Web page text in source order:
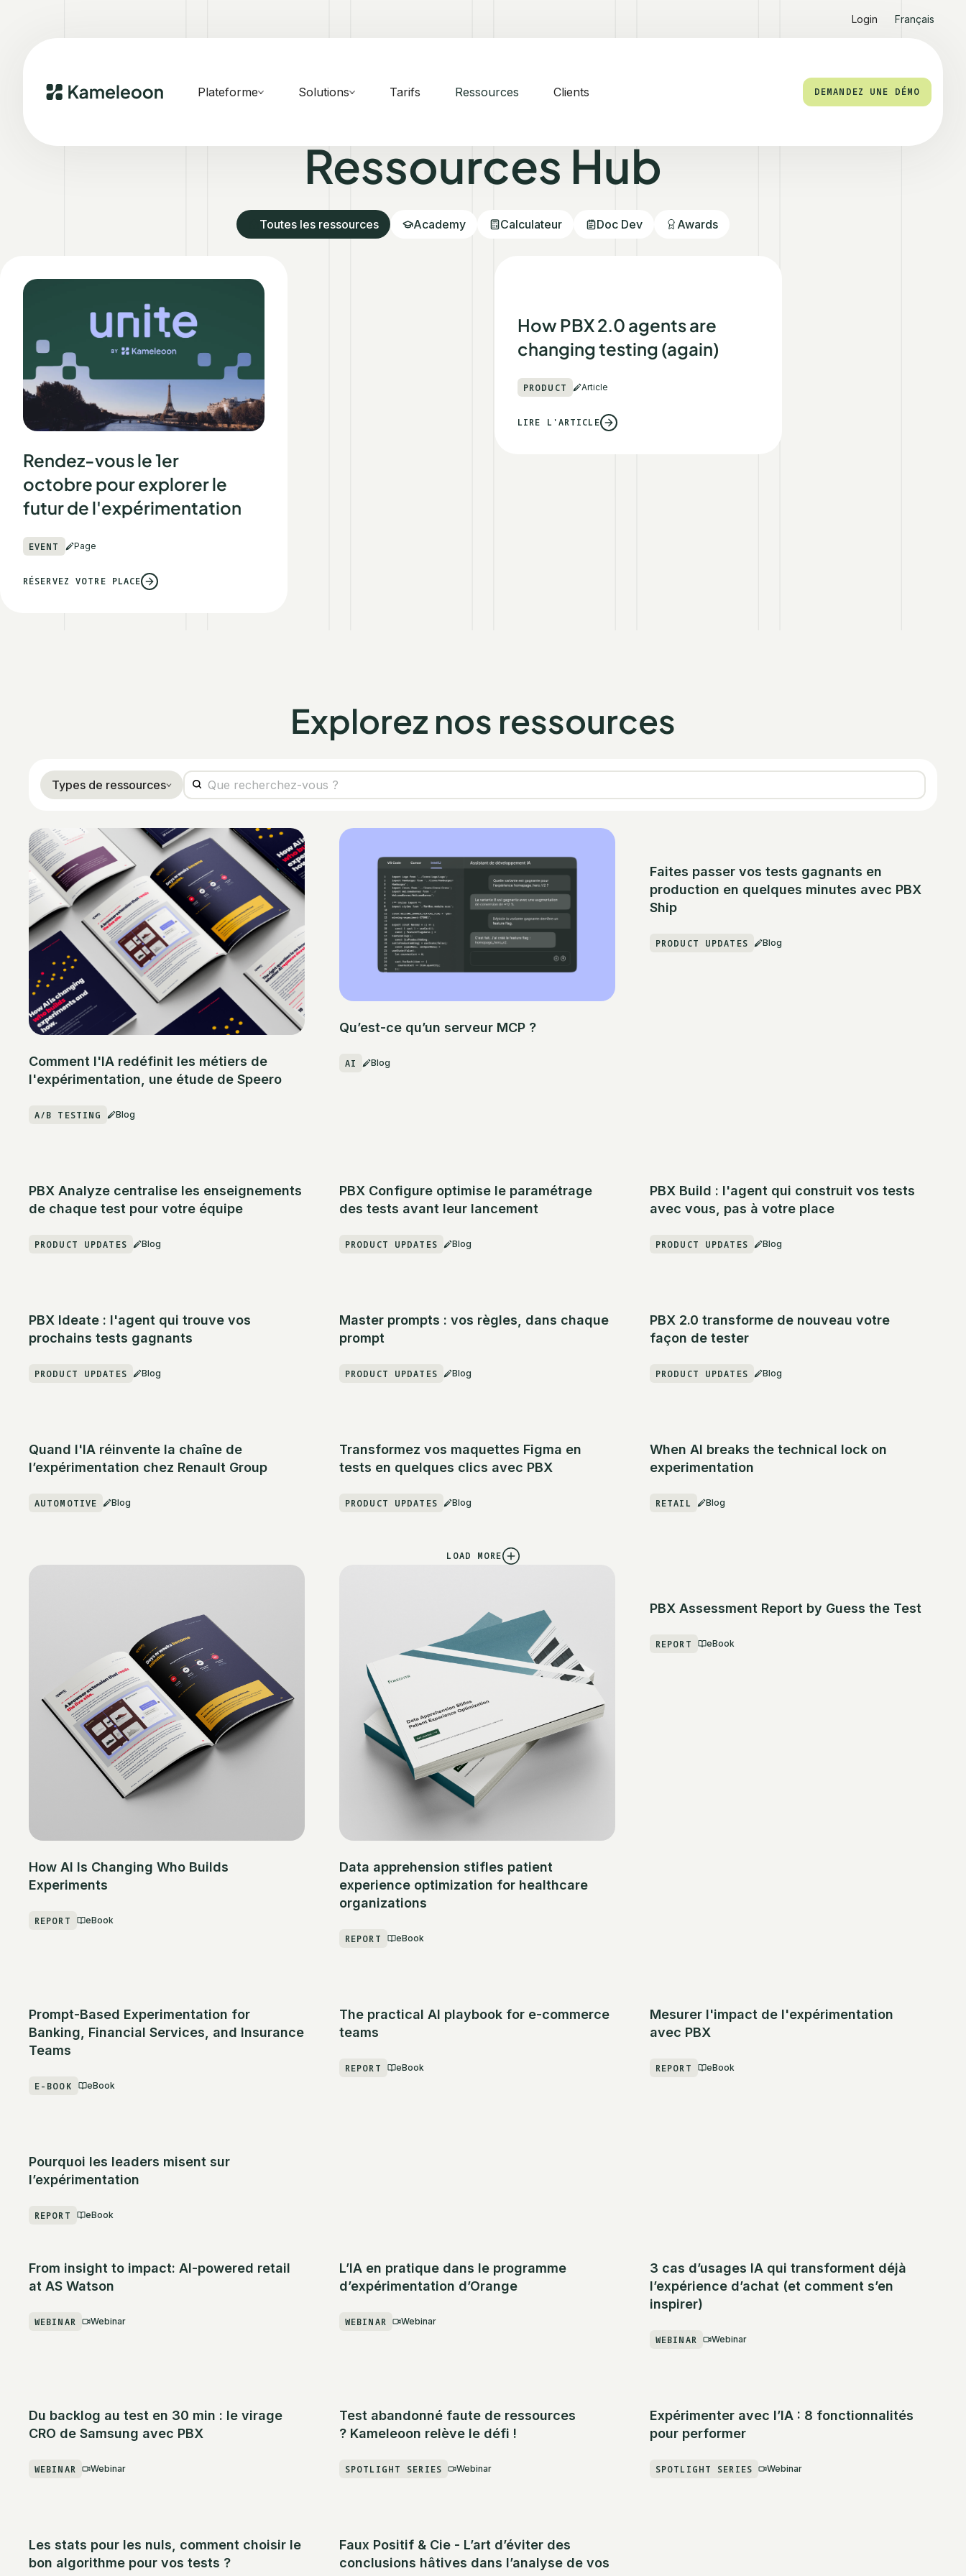
Login Français
Plateforme Solutions Tarifs Ressources Clients DEMANDEZ UNE DÉMO
Ressources Hub
Toutes les ressources Academy Calculateur Doc Dev Awards
Rendez-vous le 1er
octobre pour explorer le
futur de l'expérimentation
EVENT Page
RÉSERVEZ VOTRE PLACE
How PBX 2.0 agents are
changing testing (again)
PRODUCT Article
LIRE L'ARTICLE
Explorez nos ressources
Types de ressources
Comment l'IA redéfinit les métiers de
l'expérimentation, une étude de Speero
A/B TESTING Blog
Qu’est-ce qu’un serveur MCP ?
AI Blog
Faites passer vos tests gagnants en
production en quelques minutes avec PBX
Ship
PRODUCT UPDATES Blog
PBX Analyze centralise les enseignements
de chaque test pour votre équipe
PRODUCT UPDATES Blog
PBX Configure optimise le paramétrage
des tests avant leur lancement
PRODUCT UPDATES Blog
PBX Build : l'agent qui construit vos tests
avec vous, pas à votre place
PRODUCT UPDATES Blog
PBX Ideate : l'agent qui trouve vos
prochains tests gagnants
PRODUCT UPDATES Blog
Master prompts : vos règles, dans chaque
prompt
PRODUCT UPDATES Blog
PBX 2.0 transforme de nouveau votre
façon de tester
PRODUCT UPDATES Blog
Quand l'IA réinvente la chaîne de
l’expérimentation chez Renault Group
AUTOMOTIVE Blog
Transformez vos maquettes Figma en
tests en quelques clics avec PBX
PRODUCT UPDATES Blog
When AI breaks the technical lock on
experimentation
RETAIL Blog
LOAD MORE
How AI Is Changing Who Builds
Experiments
REPORT eBook
Data apprehension stifles patient
experience optimization for healthcare
organizations
REPORT eBook
PBX Assessment Report by Guess the Test
REPORT eBook
Prompt-Based Experimentation for
Banking, Financial Services, and Insurance
Teams
E-BOOK eBook
The practical AI playbook for e-commerce
teams
REPORT eBook
Mesurer l'impact de l'expérimentation
avec PBX
REPORT eBook
Pourquoi les leaders misent sur
l’expérimentation
REPORT eBook
From insight to impact: AI-powered retail
at AS Watson
WEBINAR Webinar
L’IA en pratique dans le programme
d’expérimentation d’Orange
WEBINAR Webinar
3 cas d’usages IA qui transforment déjà
l’expérience d’achat (et comment s’en
inspirer)
WEBINAR Webinar
Du backlog au test en 30 min : le virage
CRO de Samsung avec PBX
WEBINAR Webinar
Test abandonné faute de ressources
? Kameleoon relève le défi !
SPOTLIGHT SERIES Webinar
Expérimenter avec l’IA : 8 fonctionnalités
pour performer
SPOTLIGHT SERIES Webinar
Les stats pour les nuls, comment choisir le
bon algorithme pour vos tests ?
Faux Positif & Cie - L’art d’éviter des
conclusions hâtives dans l’analyse de vos